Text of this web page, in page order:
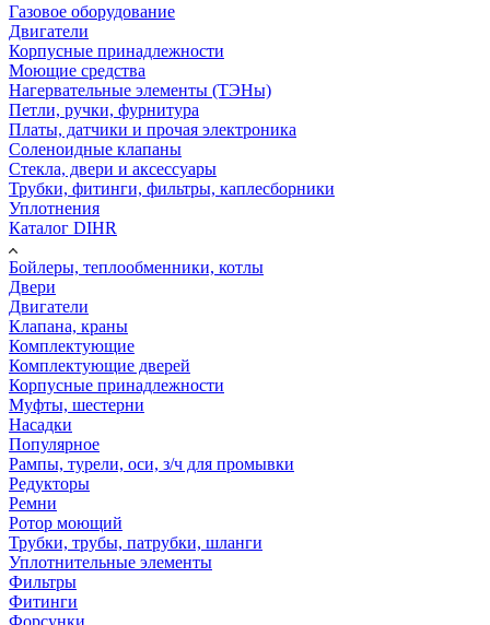
Газовое оборудование
Двигатели
Корпусные принадлежности
Моющие средства
Нагервательные элементы (ТЭНы)
Петли, ручки, фурнитура
Платы, датчики и прочая электроника
Соленоидные клапаны
Стекла, двери и аксессуары
Трубки, фитинги, фильтры, каплесборники
Уплотнения
Каталог DIHR
Бойлеры, теплообменники, котлы
Двери
Двигатели
Клапана, краны
Комплектующие
Комплектующие дверей
Корпусные принадлежности
Муфты, шестерни
Насадки
Популярное
Рампы, турели, оси, з/ч для промывки
Редукторы
Ремни
Ротор моющий
Трубки, трубы, патрубки, шланги
Уплотнительные элементы
Фильтры
Фитинги
Форсунки